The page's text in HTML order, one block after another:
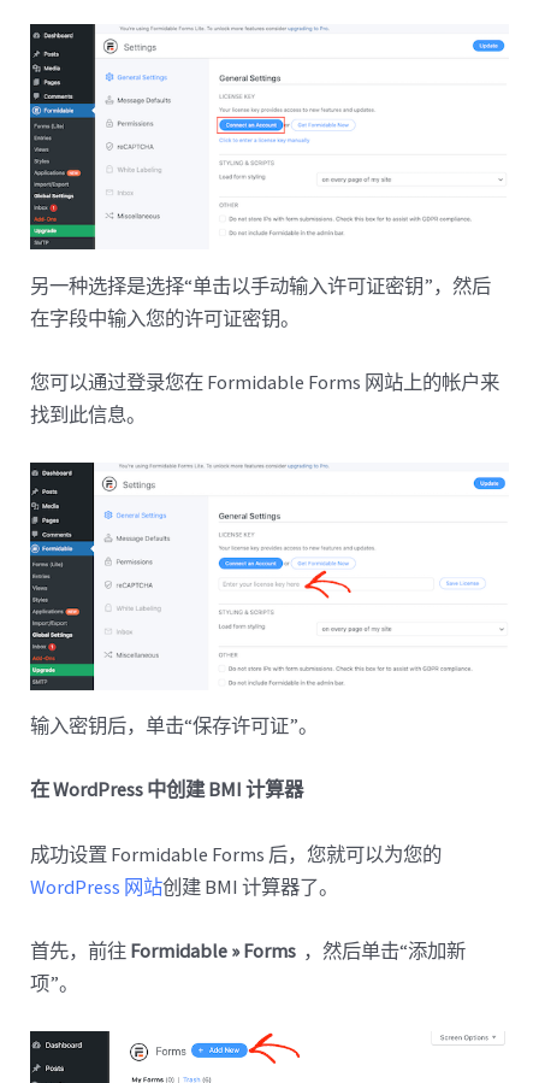
另一种选择是选择“单击以手动输入许可证密钥”，然后
在字段中输入您的许可证密钥。
您可以通过登录您在 Formidable Forms 网站上的帐户来
找到此信息。
输入密钥后，单击“保存许可证”。
在 WordPress 中创建 BMI 计算器
成功设置 Formidable Forms 后，您就可以为您的
WordPress 网站创建 BMI 计算器了。
首先，前往 Formidable » Forms ，然后单击“添加新
项”。